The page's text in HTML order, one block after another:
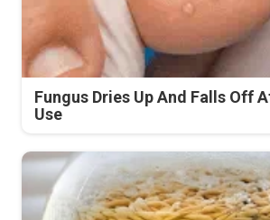
Fungus Dries Up And Falls Off
Use